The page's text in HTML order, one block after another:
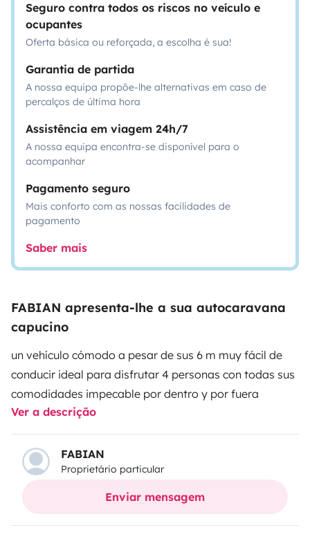
Seguro contra todos os riscos no veículo e
ocupantes
Oferta básica ou reforçada, a escolha é sua!
Garantia de partida
A nossa equipa propõe-lhe alternativas em caso de
percalços de última hora
Assistência em viagem 24h/7
A nossa equipa encontra-se disponível para o
acompanhar
Pagamento seguro
Mais conforto com as nossas facilidades de
pagamento
Saber mais
FABIAN apresenta-lhe a sua autocaravana
capucino
un vehículo cómodo a pesar de sus 6 m muy fácil de
conducir ideal para disfrutar 4 personas con todas sus
comodidades impecable por dentro y por fuera
Ver a descrição
FABIAN
Proprietário particular
Enviar mensagem